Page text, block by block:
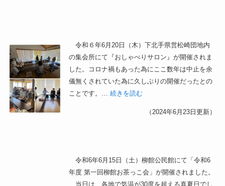
令和６年6月20日（木）下北手県営松崎団地内
の集会所にて『おしゃべりサロン』が開催されま
した。コロナ禍もあった為にここ数年は中止を余
儀無くされていた為に久しぶりの開催だったとの
ことです。…続きを読む
（2024年6月23日更新）
令和6年6月15日（土）柳館公民館にて「令和6
年度 第一回柳館お茶っこ会」が開催されました。
当日は、各地で気温が30度を超える真夏日でし